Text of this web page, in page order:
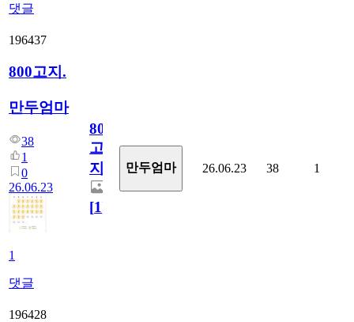
댓글
196437
800고지.
만두엄마
38
1
0
26.06.23
1
댓글
800
고
지.
[1]
만두엄마 26.06.23 38 1
196428